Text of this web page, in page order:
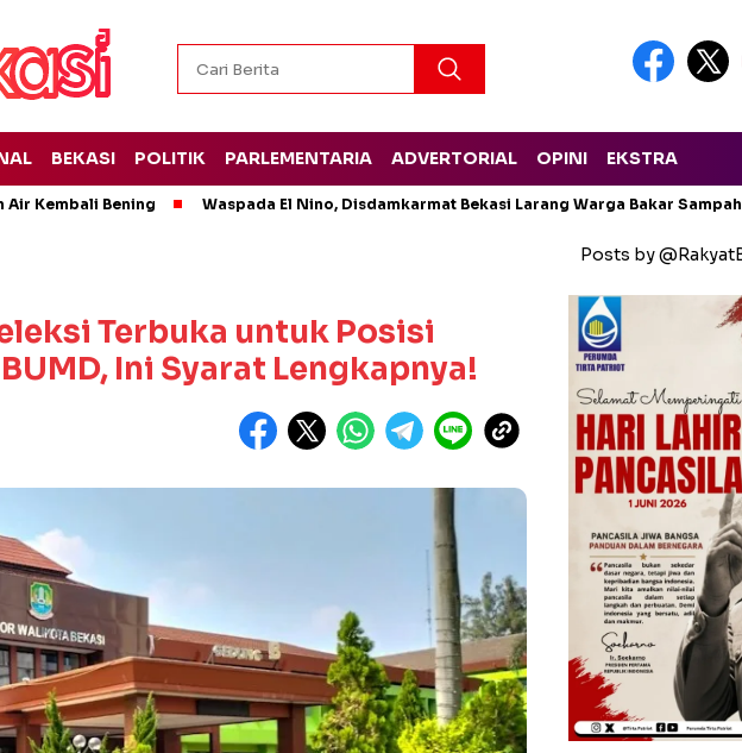
BEKASI POLITIK PARLEMENTARIA ADVERTORIAL OPINI EKSTRA
Air Kembali Bening Waspada El Nino, Disdamkarmat Bekasi Larang Warga Bakar
Terbuka untuk Posisi
Ini Syarat Lengkapnya!
Posts by